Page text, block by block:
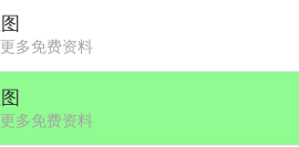
多免费资料
多免费资料